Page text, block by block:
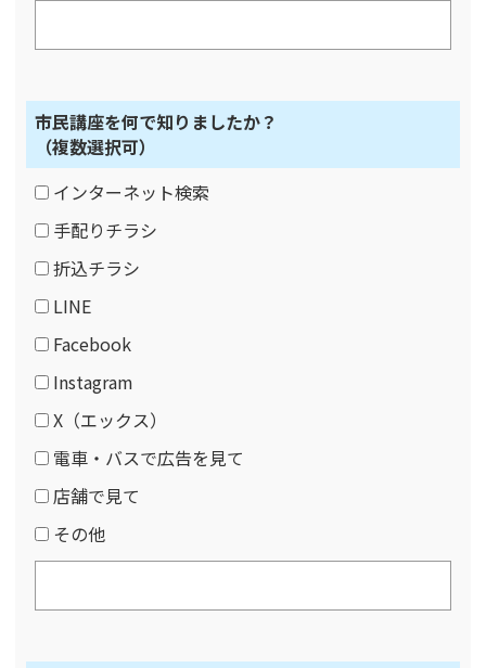
市民講座を何で知りましたか？
（複数選択可）
インターネット検索
手配りチラシ
折込チラシ
LINE
Facebook
Instagram
X（エックス）
電車・バスで広告を見て
店舗で見て
その他